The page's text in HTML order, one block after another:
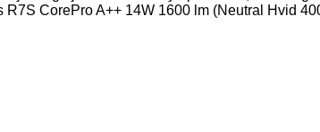
CorePro A++ 14W 1600 lm (Neutral Hvid